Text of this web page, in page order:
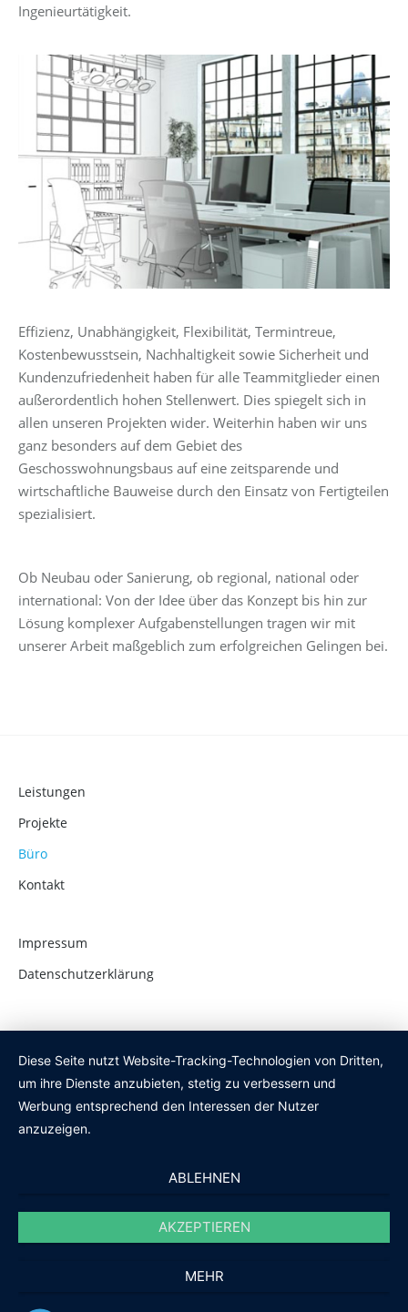
Ingenieurtätigkeit.
Effizienz, Unabhängigkeit, Flexibilität, Termintreue,
Kostenbewusstsein, Nachhaltigkeit sowie Sicherheit und
Kundenzufriedenheit haben für alle Teammitglieder einen
außerordentlich hohen Stellenwert. Dies spiegelt sich in
allen unseren Projekten wider. Weiterhin haben wir uns
ganz besonders auf dem Gebiet des
Geschosswohnungsbaus auf eine zeitsparende und
wirtschaftliche Bauweise durch den Einsatz von Fertigteilen
spezialisiert.
Ob Neubau oder Sanierung, ob regional, national oder
international: Von der Idee über das Konzept bis hin zur
Lösung komplexer Aufgabenstellungen tragen wir mit
unserer Arbeit maßgeblich zum erfolgreichen Gelingen bei.
Leistungen
Projekte
Büro
Kontakt
Impressum
Datenschutzerklärung
Diese Seite nutzt Website-Tracking-Technologien von Dritten,
um ihre Dienste anzubieten, stetig zu verbessern und
Werbung entsprechend den Interessen der Nutzer
anzuzeigen.
ABLEHNEN
AKZEPTIEREN
MEHR